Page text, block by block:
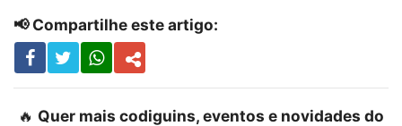
📢 Compartilhe este artigo:
🔥 Quer mais codiguins, eventos e novidades do